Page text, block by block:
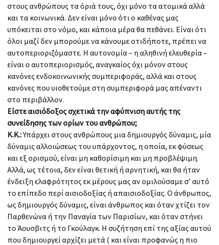
στους ανθρώπους τα όριά τους, όχι μόνο τα ατομικά αλλά
και τα κοινωνικά. Δεν είναι μόνο ότι ο καθένας μας
υπόκειται στο νόμο, και κάποια μέρα θα πεθάνει. Είναι ότι
όλοι μαζί δεν μπορούμε να κάνουμε οτιδήποτε, πρέπει να
αυτοπεριοριζόμαστε. Η αυτονομία – η αληθινή ελευθερία –
είναι ο αυτοπεριορισμός, αναγκαίος όχι μόνον στους
κανόνες ενδοκοινωνικής συμπεριφοράς, αλλά και στους
κανόνες που υιοθετούμε στη συμπεριφορά μας απέναντι
στο περιβάλλον.
Είστε αισιόδοξος σχετικά την αφύπνιση αυτής της
συνείδησης των ορίων του ανθρώπου;
Κ.Κ.:Υπάρχει στους ανθρώπους μια δημιουργός δύναμις, μία
δύναμις αλλοιώσεως του υπάρχοντος, η οποία, εκ φύσεως
και εξ ορισμού, είναι μη καθορίσιμη και μη προβλέψιμη.
Αλλά, ως τέτοια, δεν είναι θετική ή αρνητική, και θα ήταν
ένδειξη ελαφρότητος εκ μέρους μας αν ομιλούσαμε σ’ αυτό
το επίπεδο περί αισιοδοξίας ή απαισιοδοξίας. Ο άνθρωπος,
ως δημιουργός δύναμις, είναι άνθρωπος και όταν χτίζει τον
Παρθενώνα ή την Παναγία των Παρισίων, και όταν στήνει
το Άουσβιτς ή το Γκούλαγκ. Η συζήτηση επί της αξίας αυτού
που δημιουργεί αρχίζει μετά ( και είναι προφανώς η πιο